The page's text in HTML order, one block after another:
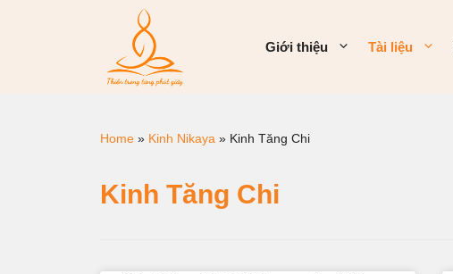
Giới thiệu Tài liệu
Home » Kinh Nikaya » Kinh Tăng Chi
Kinh Tăng Chi